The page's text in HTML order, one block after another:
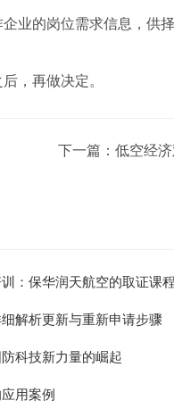
业的岗位需求信息，供择
，再做决定。
下一篇： 低空经
：保华润天航空的取证课程
解析更新与重新申请步骤
科技新力量的崛起
用案例